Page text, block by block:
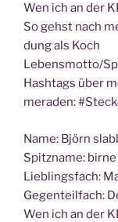
Wen ich an der
So gehst nach
dung als Koch
Lebensmotto/
Hash­tags über
me­ra­den:
Name: Björn
Spitz­na­me: birne
Lieb­lings­fach:
Gegen­teil­fach:
Wen ich an der